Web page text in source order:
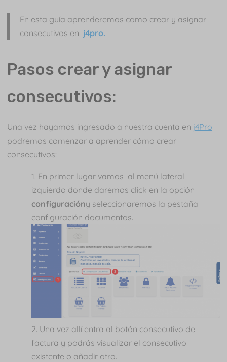
En esta guía aprenderemos como crear y asignar
consecutivos en j4pro.
Pasos crear y asignar
consecutivos:
Una vez hayamos ingresado a nuestra cuenta en j4Pro
podremos comenzar a aprender cómo crear
consecutivos:
En primer lugar vamos al menú lateral
izquierdo donde daremos click en la opción
configuracióny seleccionaremos la pestaña
configuración documentos.
Una vez allí entra al botón consecutivo de
factura y podrás visualizar el consecutivo
existente o añadir otro.